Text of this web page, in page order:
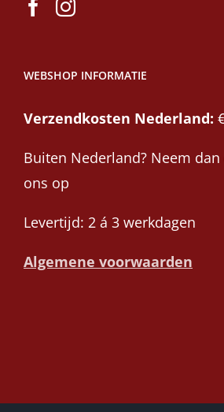
WEBSHOP INFORMATIE
Verzendkosten Nederland:
Buiten Nederland? Neem
ons op
Levertijd: 2 á 3 werkdagen
Algemene voorwaarden